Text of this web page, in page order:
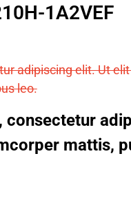
1A2VEF
adipiscing elit. Ut
leo.
consectetur
mattis,